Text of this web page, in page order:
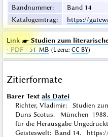
Bandnummer:
Band 14
Katalogeintrag: https://
Link ☛ Studien zum
· PDF · 51 MB (Lizenz: CC BY)
Zitierformate
Barer Text als Datei
Richter, Vladimir: Studien
Duns Scotus. München
für die Herausgabe
Geisteswelt: Band 14. https://